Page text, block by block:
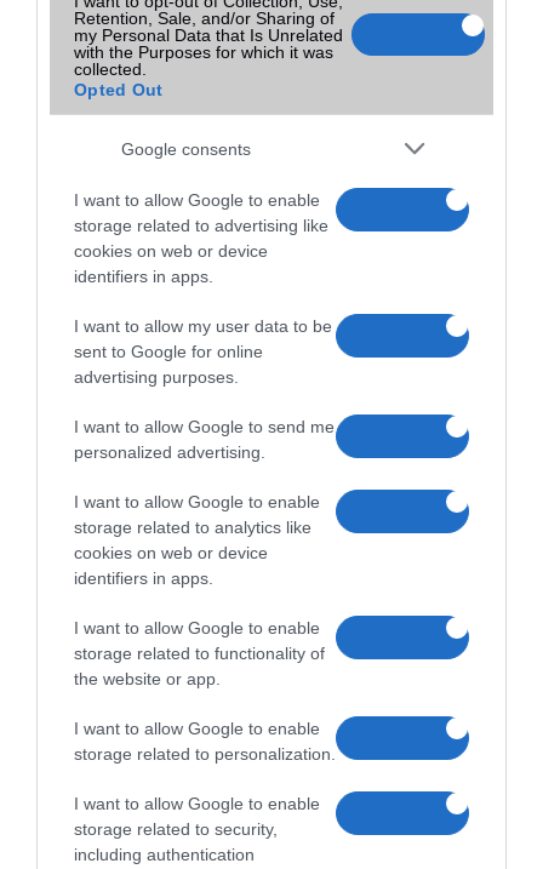
Retention, Sale, and/or Sharing of
my Personal Data that Is Unrelated
with the Purposes for which it was
collected.
Opted Out
Google consents
I want to allow Google to enable
storage related to advertising like
cookies on web or device
identifiers in apps.
I want to allow my user data to be
sent to Google for online
advertising purposes.
I want to allow Google to send me
personalized advertising.
I want to allow Google to enable
storage related to analytics like
cookies on web or device
identifiers in apps.
I want to allow Google to enable
storage related to functionality of
the website or app.
I want to allow Google to enable
storage related to personalization.
I want to allow Google to enable
storage related to security,
including authentication
Ha szeretünk telefonon, utazás vagy éppen várakozás közben
játszani, akkor mindenképpen egy játékokra megfelelően optimalizált
készülékre van szükségünk.
2015.02.10
| Phone Arena
és szeretnének 5 col alatt maradni, hogy még egyszerûen kezelhetõ
Mi is az a Samsung Bixby?
2017.03.28
Többekben felmerülhet a jogos kérdés, hogy vajon mi az a Bixby, mit